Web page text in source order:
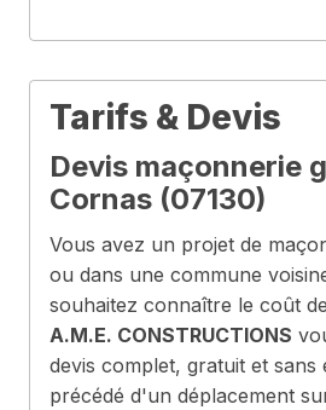
Tarifs & Devis
Devis maçonnerie
Cornas (07130)
Vous avez un projet de
ou dans une commune
souhaitez connaître le coût
A.M.E. CONSTRUCTIONS
devis complet, gratuit et sans
précédé d'un déplacement